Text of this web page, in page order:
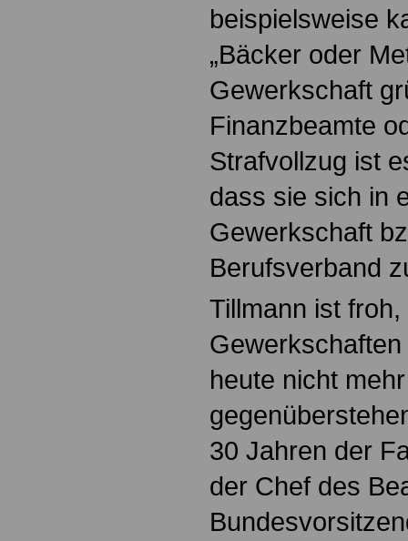
beispielsweise
„Bäcker oder
Gewerkschaft
Finanzbeamte
Strafvollzug ist
dass sie sich in
Gewerkschaft
Berufsverband
Tillmann ist
heute nicht
30 Jahren der
der Chef des